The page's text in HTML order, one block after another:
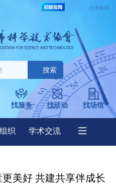
美好 共建共享伴成长